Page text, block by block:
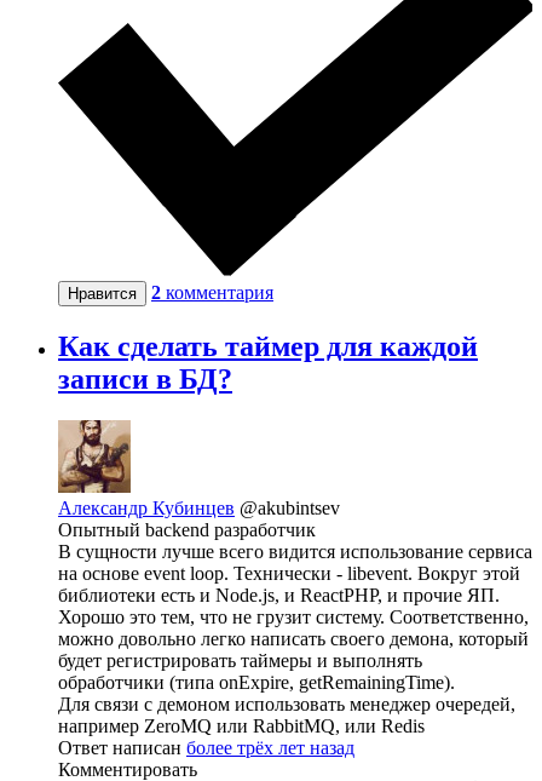
Нравится 2 комментария
Как сделать таймер для каждой
записи в БД?
Александр Кубинцев @akubintsev
Опытный backend разработчик
В сущности лучше всего видится использование сервиса
на основе event loop. Технически - libevent. Вокруг этой
библиотеки есть и Node.js, и ReactPHP, и прочие ЯП.
Хорошо это тем, что не грузит систему. Соответственно,
можно довольно легко написать своего демона, который
будет регистрировать таймеры и выполнять
обработчики (типа onExpire, getRemainingTime).
Для связи с демоном использовать менеджер очередей,
например ZeroMQ или RabbitMQ, или Redis
Ответ написан более трёх лет назад
Комментировать